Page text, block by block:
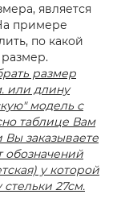
является
примере
по какой
размер
или длину
модель с
таблице Вам
Вы заказываете
обозначений
у которой
27см.